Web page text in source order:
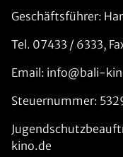
Geschäftsführer:
Tel. 07433 / 6333,
Email: info@bali-
Steuernummer:
kino.de